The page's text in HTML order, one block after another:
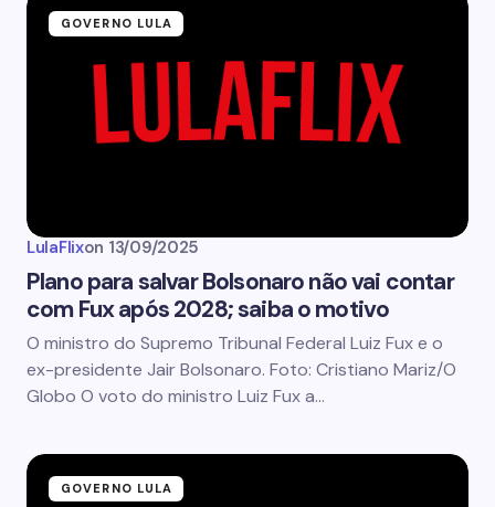
GOVERNO LULA
LulaFlixon 13/09/2025
Plano para salvar Bolsonaro não vai contar
com Fux após 2028; saiba o motivo
O ministro do Supremo Tribunal Federal Luiz Fux e o
ex-presidente Jair Bolsonaro. Foto: Cristiano Mariz/O
Globo O voto do ministro Luiz Fux a…
GOVERNO LULA